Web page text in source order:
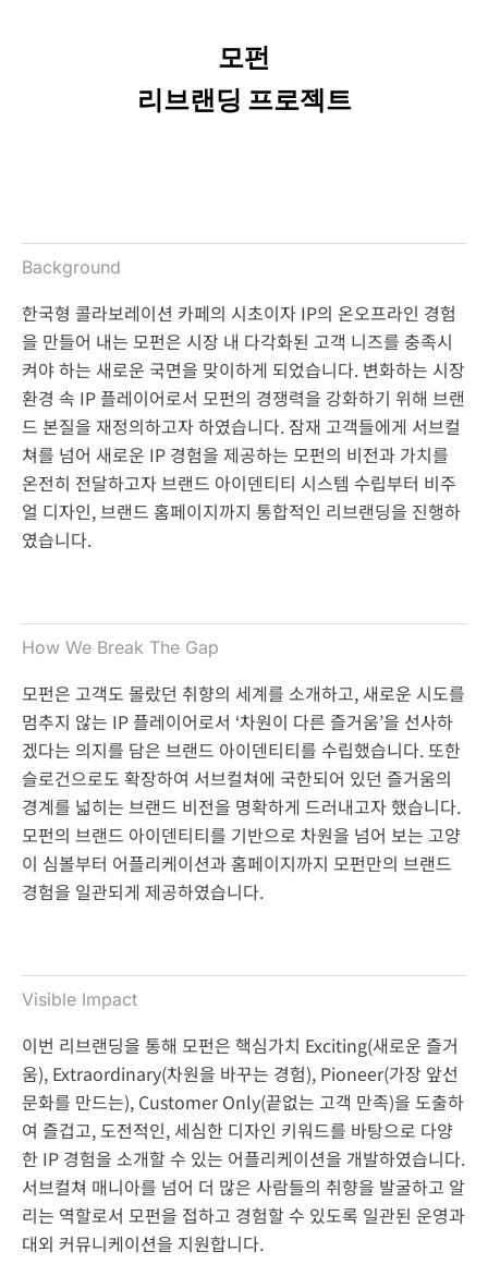
모펀
리브랜딩 프로젝트
Background
한국형 콜라보레이션 카페의 시초이자 IP의 온오프라인 경험
을 만들어 내는 모펀은 시장 내 다각화된 고객 니즈를 충족시
켜야 하는 새로운 국면을 맞이하게 되었습니다. 변화하는 시장
환경 속 IP 플레이어로서 모펀의 경쟁력을 강화하기 위해 브랜
드 본질을 재정의하고자 하였습니다. 잠재 고객들에게 서브컬
쳐를 넘어 새로운 IP 경험을 제공하는 모펀의 비전과 가치를
온전히 전달하고자 브랜드 아이덴티티 시스템 수립부터 비주
얼 디자인, 브랜드 홈페이지까지 통합적인 리브랜딩을 진행하
였습니다.
How We Break The Gap
모펀은 고객도 몰랐던 취향의 세계를 소개하고, 새로운 시도를
멈추지 않는 IP 플레이어로서 ‘차원이 다른 즐거움’을 선사하
겠다는 의지를 담은 브랜드 아이덴티티를 수립했습니다. 또한
슬로건으로도 확장하여 서브컬쳐에 국한되어 있던 즐거움의
경계를 넓히는 브랜드 비전을 명확하게 드러내고자 했습니다.
모펀의 브랜드 아이덴티티를 기반으로 차원을 넘어 보는 고양
이 심볼부터 어플리케이션과 홈페이지까지 모펀만의 브랜드
경험을 일관되게 제공하였습니다.
Visible Impact
이번 리브랜딩을 통해 모펀은 핵심가치 Exciting(새로운 즐거
움), Extraordinary(차원을 바꾸는 경험), Pioneer(가장 앞선
문화를 만드는), Customer Only(끝없는 고객 만족)을 도출하
여 즐겁고, 도전적인, 세심한 디자인 키워드를 바탕으로 다양
한 IP 경험을 소개할 수 있는 어플리케이션을 개발하였습니다.
서브컬쳐 매니아를 넘어 더 많은 사람들의 취향을 발굴하고 알
리는 역할로서 모펀을 접하고 경험할 수 있도록 일관된 운영과
대외 커뮤니케이션을 지원합니다.